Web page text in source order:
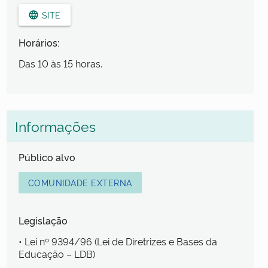
language SITE
Horários:
Das 10 às 15 horas.
Informações
Público alvo
COMUNIDADE EXTERNA
Legislação
• Lei nº 9394/96 (Lei de Diretrizes e Bases da
Educação – LDB)